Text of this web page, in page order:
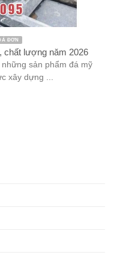
ĐƠN
chất lượng năm 2026
sản phẩm đá mỹ
xây dựng ...